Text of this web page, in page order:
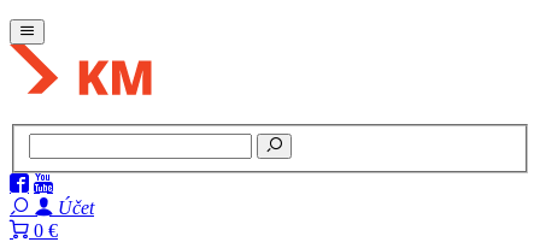
Účet
0 €